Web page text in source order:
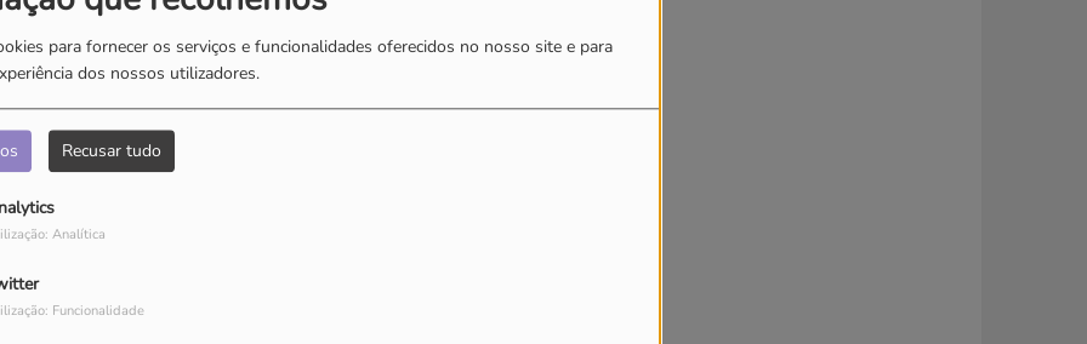
para fornecer os serviços e funcionalidades oferecidos no nosso site e para
dos nossos utilizadores.
Recusar tudo
Analítica
Funcionalidade
principais operadores nacionais.